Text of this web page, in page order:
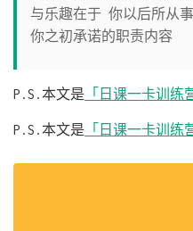
与乐趣在于 你以后所从
你之初承诺的职责内容
P.S.本文是 「日课一卡训练
P.S.本文是 「日课一卡训练